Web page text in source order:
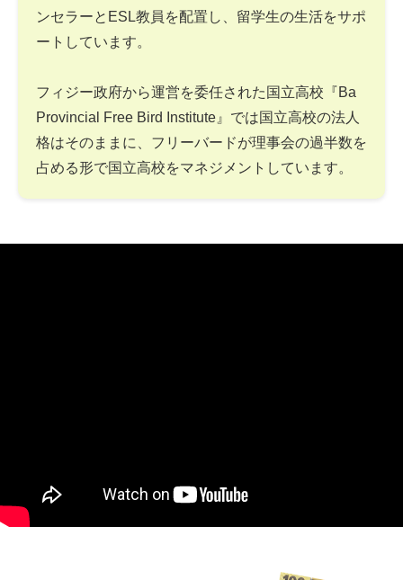
ンセラーとESL教員を配置し、留学生の生活をサポ
ートしています。
フィジー政府から運営を委任された国立高校『Ba
Provincial Free Bird Institute』では国立高校の法人
格はそのままに、フリーバードが理事会の過半数を
占める形で国立高校をマネジメントしています。